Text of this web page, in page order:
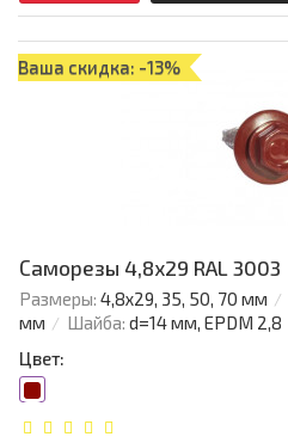
Ваша скидка: -13%
Саморезы 4,8х29 RAL 3003
Размеры: 4,8х29, 35, 50, 70 мм
мм
Шайба: d=14 мм, EPDM 2,8
Цвет: